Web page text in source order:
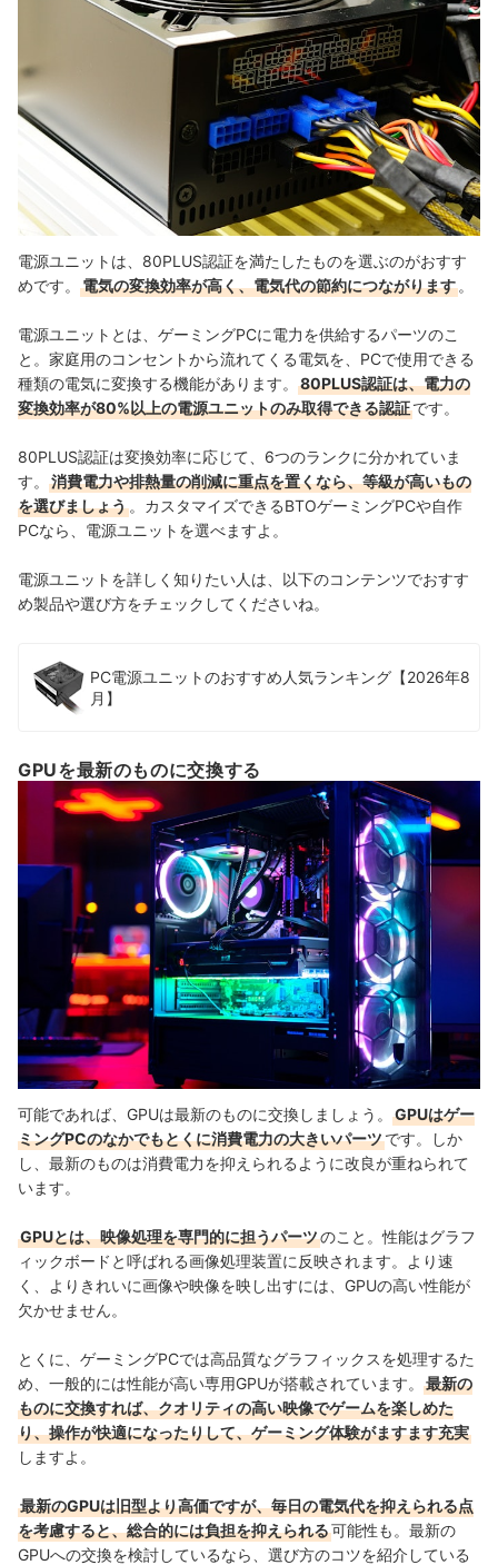
電源ユニットは、80PLUS認証を満たしたものを選ぶのがおすす
めです。
電気の変換効率が高く、電気代の節約につながります 。
電源ユニットとは、ゲーミングPCに電力を供給するパーツのこ
と。家庭用のコンセントから流れてくる電気を、PCで使用できる
種類の電気に変換する機能があります。
80PLUS認証は、電力の
変換効率が80%以上の電源ユニットのみ取得できる認証です。
80PLUS認証は変換効率に応じて、6つのランクに分かれていま
す。
消費電力や排熱量の削減に重点を置くなら、等級が高いもの
を選びましょう 。カスタマイズできるBTOゲーミングPCや自作
PCなら、電源ユニットを選べますよ。
電源ユニットを詳しく知りたい人は、以下のコンテンツでおすす
め製品や選び方をチェックしてくださいね。
PC電源ユニットのおすすめ人気ランキング【2026年8
月】
GPUを最新のものに交換する
可能であれば、GPUは最新のものに交換しましょう。
GPUはゲー
ミングPCのなかでもとくに消費電力の大きいパーツです。しか
し、最新のものは消費電力を抑えられるように改良が重ねられて
います。
GPUとは、映像処理を専門的に担うパーツのこと。性能はグラフ
ィックボードと呼ばれる画像処理装置に反映されます。より速
く、よりきれいに画像や映像を映し出すには、GPUの高い性能が
欠かせません。
とくに、ゲーミングPCでは高品質なグラフィックスを処理するた
め、一般的には性能が高い専用GPUが搭載されています。
最新の
ものに交換すれば、クオリティの高い映像でゲームを楽しめた
り、操作が快適になったりして、ゲーミング体験がますます充実
しますよ。
最新のGPUは旧型より高価ですが、毎日の電気代を抑えられる点
を考慮すると、総合的には負担を抑えられる可能性も。最新の
GPUへの交換を検討しているなら、選び方のコツを紹介している